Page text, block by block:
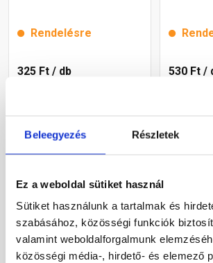
Beleegyezés Részletek
Ez a weboldal sütiket használ
Sütiket használunk a tartalmak és
szabásához, közösségi funkciók
valamint weboldalforgalmunk
közösségi média-, hirdető- és elemező
Rendelésre
325 Ft / db 530 Ft /